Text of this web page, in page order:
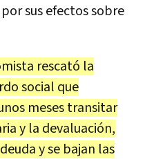
sus efectos sobre
rescató la
social que
meses transitar
y la devaluación,
y se bajan las